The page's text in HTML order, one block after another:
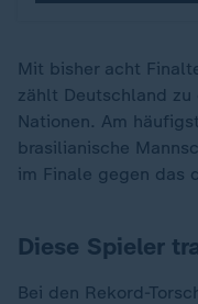
Mit bisher acht
zählt Deutschland
Nationen. Am
brasilianische
im Finale gegen das
Diese Spieler
Bei den Rekord-